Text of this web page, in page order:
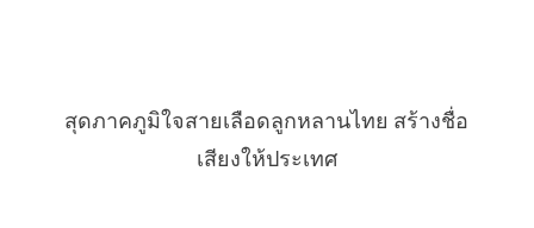
สุดภาคภูมิใจสายเลือดลูกหลานไทย สร้างชื่อ
เสียงให้ประเทศ